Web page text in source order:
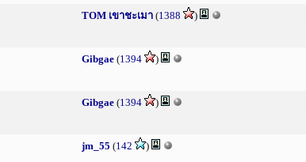
TOM เขาชะเมา (1388 )
Gibgae (1394 )
Gibgae (1394 )
jm_55 (142 )